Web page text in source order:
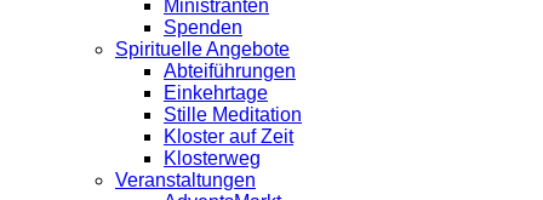
Ministranten
Spenden
Spirituelle Angebote
Abteiführungen
Einkehrtage
Stille Meditation
Kloster auf Zeit
Klosterweg
Veranstaltungen